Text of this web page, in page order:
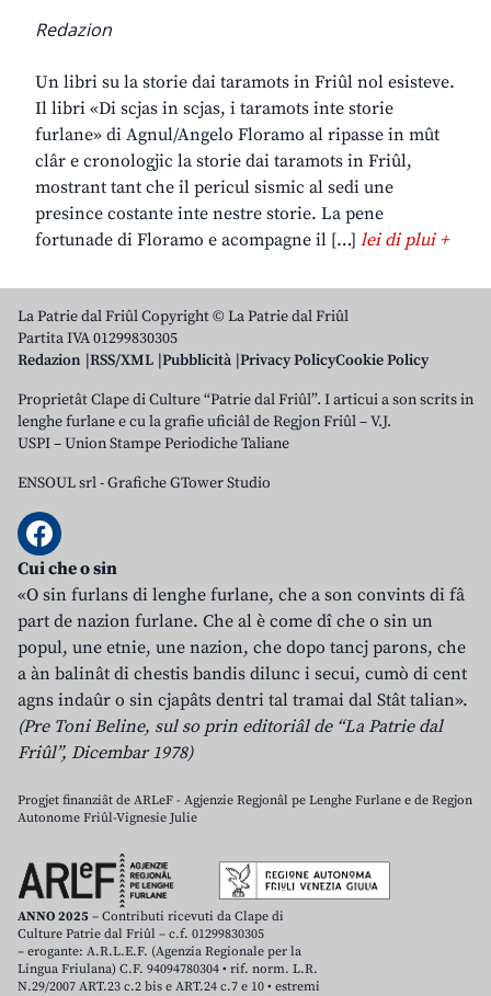
Redazion
Un libri su la storie dai taramots in Friûl nol esisteve.
Il libri «Di scjas in scjas, i taramots inte storie
furlane» di Agnul/Angelo Floramo al ripasse in mût
clâr e cronologjic la storie dai taramots in Friûl,
mostrant tant che il pericul sismic al sedi une
presince costante inte nestre storie. La pene
fortunade di Floramo e acompagne il […] lei di plui +
La Patrie dal Friûl Copyright © La Patrie dal Friûl
Partita IVA 01299830305
Redazion RSS/XML Pubblicità Privacy PolicyCookie Policy
Proprietât Clape di Culture “Patrie dal Friûl”. I articui a son scrits in
lenghe furlane e cu la grafie uficiâl de Regjon Friûl – V.J.
USPI – Union Stampe Periodiche Taliane
ENSOUL srl-Grafiche GTower Studio
Cui che o sin
«O sin furlans di lenghe furlane, che a son convints di fâ
part de nazion furlane. Che al è come dî che o sin un
popul, une etnie, une nazion, che dopo tancj parons, che
a àn balinât di chestis bandis dilunc i secui, cumò di cent
agns indaûr o sin cjapâts dentri tal tramai dal Stât talian».
(Pre Toni Beline, sul so prin editoriâl de “La Patrie dal
Friûl”, Dicembar 1978)
Progjet finanziât de ARLeF - Agjenzie Regjonâl pe Lenghe Furlane e de Regjon
Autonome Friûl-Vignesie Julie
ANNO 2025 – Contributi ricevuti da Clape di
Culture Patrie dal Friûl – c.f. 01299830305
– erogante: A.R.L.E.F. (Agenzia Regionale per la
Lingua Friulana) C.F. 94094780304 • rif. norm. L.R.
N.29/2007 ART.23 c.2 bis e ART.24 c.7 e 10 • estremi